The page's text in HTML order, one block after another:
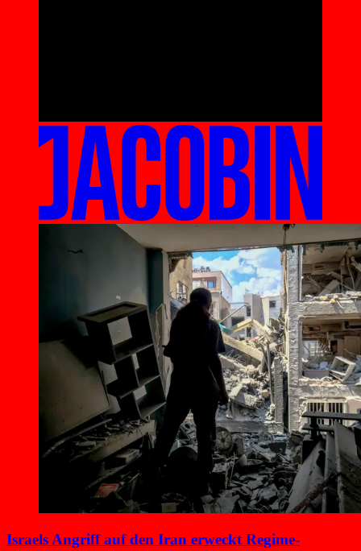
Israels Angriff auf den Iran erweckt Regime-